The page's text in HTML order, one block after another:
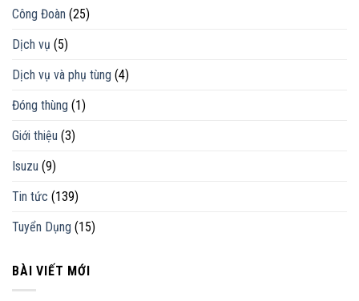
Công Đoàn (25)
Dịch vụ (5)
Dịch vụ và phụ tùng (4)
Đóng thùng (1)
Giới thiệu (3)
Isuzu (9)
Tin tức (139)
Tuyển Dụng (15)
BÀI VIẾT MỚI